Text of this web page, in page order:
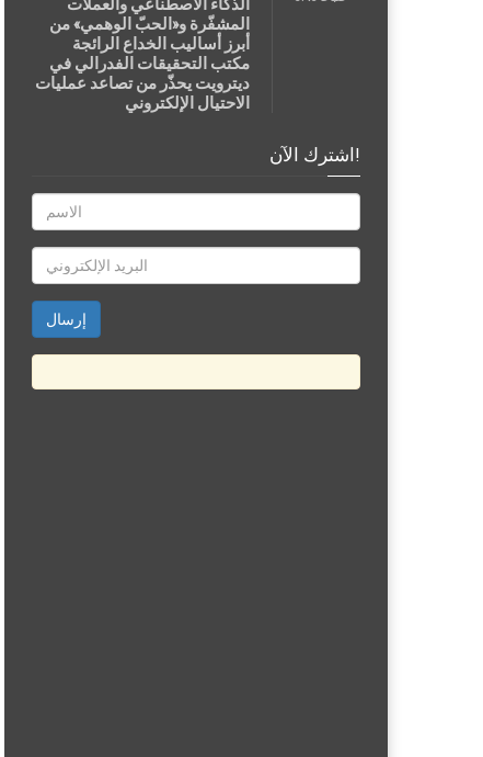
الذكاء الاصطناعي والعملات
المشفّرة و«الحبّ الوهمي» من
أبرز أساليب الخداع الرائجة
مكتب التحقيقات الفدرالي في
ديترويت يحذّر من تصاعد عمليات
الاحتيال الإلكتروني
اشترك الآن!